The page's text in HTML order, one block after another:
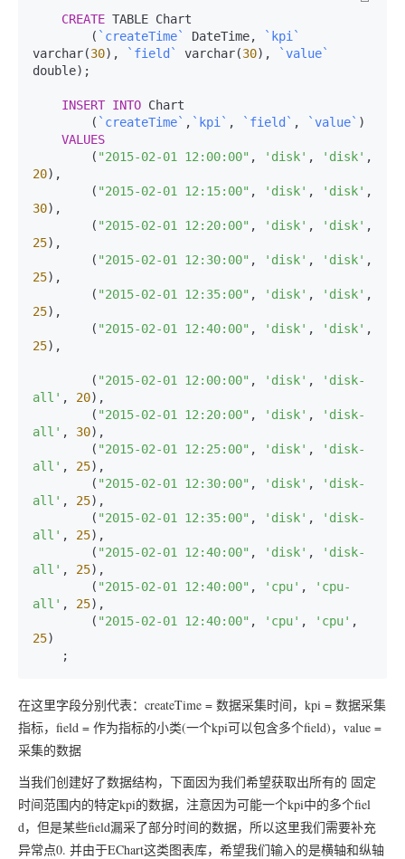
CREATE TABLE Chart
        (
`createTime` DateTime,
`kpi`
varchar(30), `field` varchar(30),
`value`
double);
INSERT INTO Chart
        (
`createTime` , `kpi` , `field` , `value` )
VALUES
        (
"2015-02-01 12:00:00" , 'disk' , 'disk'
20),
        (
"2015-02-01 12:15:00" , 'disk' , 'disk'
30),
        (
"2015-02-01 12:20:00" , 'disk' , 'disk'
25),
        (
"2015-02-01 12:30:00" , 'disk' , 'disk'
25),
        (
"2015-02-01 12:35:00" , 'disk' , 'disk'
25),
        (
"2015-02-01 12:40:00" , 'disk' , 'disk'
25),
        (
"2015-02-01 12:00:00" , 'disk' ,
'disk-
all' , 20),
        (
"2015-02-01 12:20:00" , 'disk' ,
'disk-
all' , 30),
        (
"2015-02-01 12:25:00" , 'disk' ,
'disk-
all' , 25),
        (
"2015-02-01 12:30:00" , 'disk' ,
'disk-
all' , 25),
        (
"2015-02-01 12:35:00" , 'disk' ,
'disk-
all' , 25),
        (
"2015-02-01 12:40:00" , 'disk' ,
'disk-
all' , 25),
        (
"2015-02-01 12:40:00" , 'cpu' ,
'cpu-
all' , 25),
        (
"2015-02-01 12:40:00" , 'cpu' , 'cpu'
25)
在这里字段分别代表：createTime = 数据采集时间，kpi = 数据采集
指标，field = 作为指标的小类(一个kpi可以包含多个field)，value =
采集的数据
当我们创建好了数据结构，下面因为我们希望获取出所有的 固定
时间范围内的特定kpi的数据，注意因为可能一个kpi中的多个fiel
d，但是某些field漏采了部分时间的数据，所以这里我们需要补充
异常点0. 并由于EChart这类图表库，希望我们输入的是横轴和纵轴